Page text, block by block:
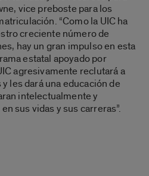
vice preboste para los
“Como la UIC ha
creciente número de
hay un gran impulso en esta
estatal apoyado por
agresivamente reclutará a
les dará una educación de
intelectualmente y
sus vidas y sus carreras”.